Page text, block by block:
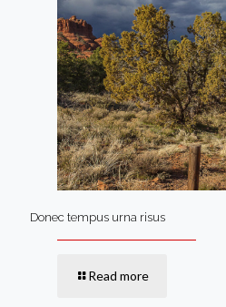
Donec tempus urna risus
Read more